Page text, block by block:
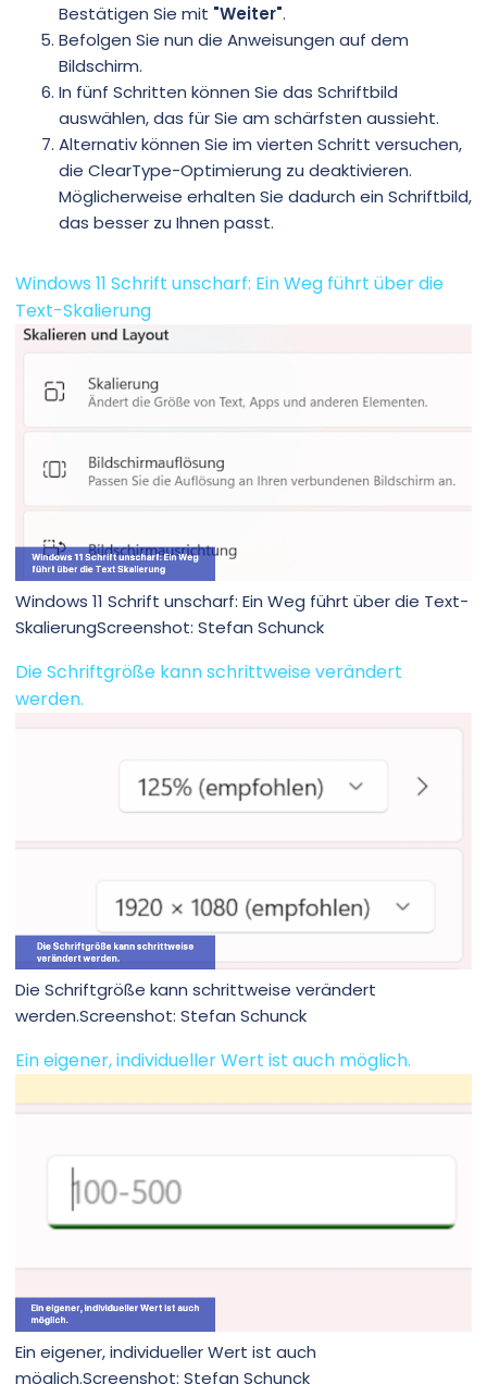
Bestätigen Sie mit "Weiter".
Befolgen Sie nun die Anweisungen auf dem
Bildschirm.
In fünf Schritten können Sie das Schriftbild
auswählen, das für Sie am schärfsten aussieht.
Alternativ können Sie im vierten Schritt versuchen,
die ClearType-Optimierung zu deaktivieren.
Möglicherweise erhalten Sie dadurch ein Schriftbild,
das besser zu Ihnen passt.
Windows 11 Schrift unscharf: Ein Weg führt über die
Text-Skalierung
Windows 11 Schrift unscharf: Ein Weg führt über die Text-
SkalierungScreenshot: Stefan Schunck
Die Schriftgröße kann schrittweise verändert
werden.
Die Schriftgröße kann schrittweise verändert
werden.Screenshot: Stefan Schunck
Ein eigener, individueller Wert ist auch möglich.
Ein eigener, individueller Wert ist auch
möglich.Screenshot: Stefan Schunck